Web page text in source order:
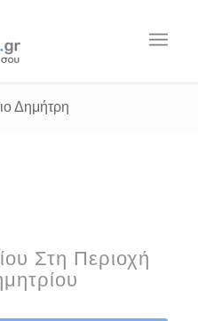
Δημήτρη
Στη Περιοχή